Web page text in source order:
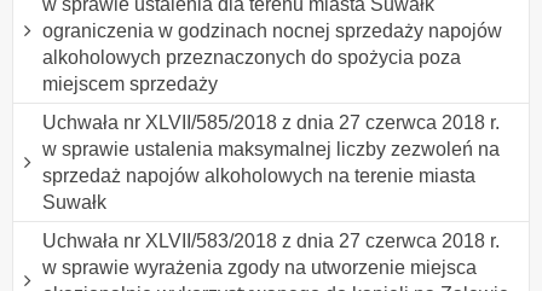
ograniczenia w godzinach nocnej sprzedaży napojów
alkoholowych przeznaczonych do spożycia poza
miejscem sprzedaży
Uchwała nr XLVII/585/2018 z dnia 27 czerwca 2018 r.
w sprawie ustalenia maksymalnej liczby zezwoleń na
sprzedaż napojów alkoholowych na terenie miasta
Suwałk
Uchwała nr XLVII/583/2018 z dnia 27 czerwca 2018 r.
w sprawie wyrażenia zgody na utworzenie miejsca